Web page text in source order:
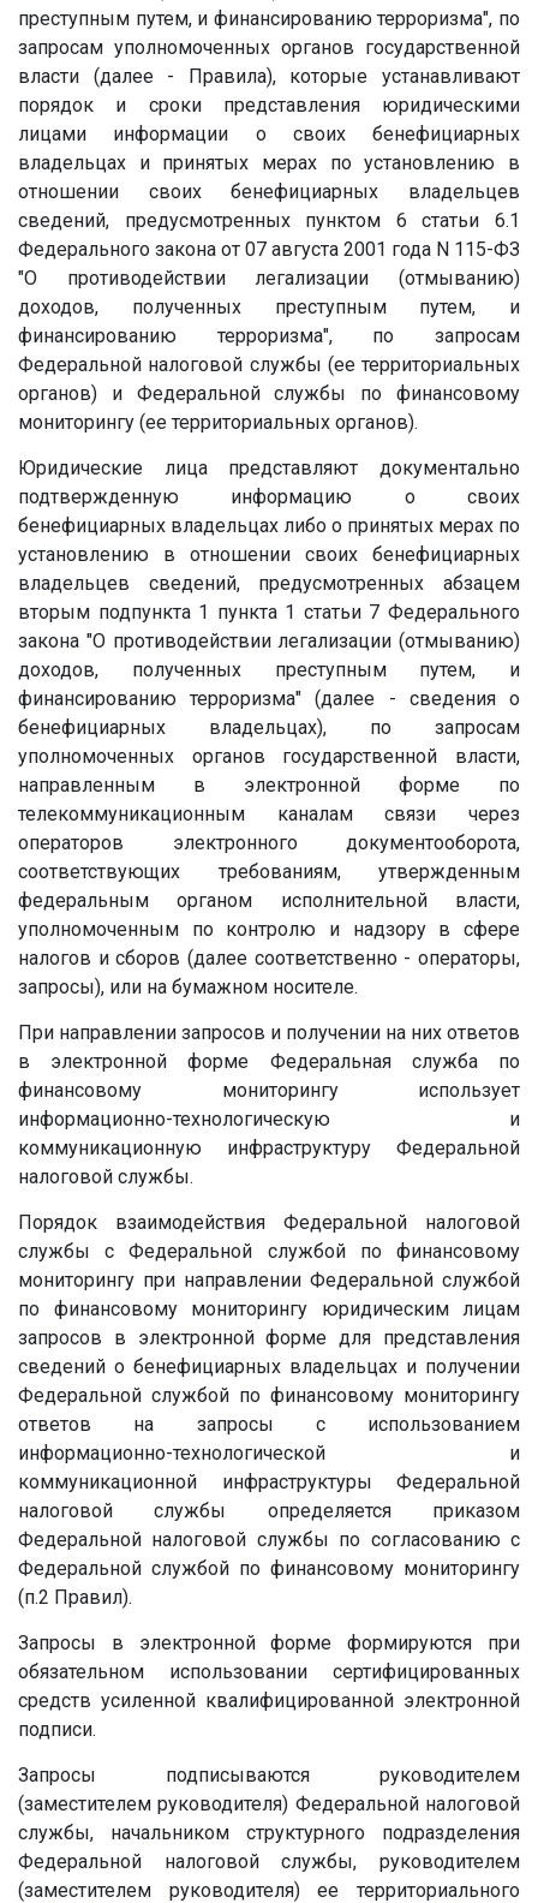
преступным путем, и финансированию терроризма", по
запросам уполномоченных органов государственной
власти (далее - Правила), которые устанавливают
порядок и сроки представления юридическими
лицами информации о своих бенефициарных
владельцах и принятых мерах по установлению в
отношении своих бенефициарных владельцев
сведений, предусмотренных пунктом 6 статьи 6.1
Федерального закона от 07 августа 2001 года N 115-ФЗ
"О противодействии легализации (отмыванию)
доходов, полученных преступным путем, и
финансированию терроризма", по запросам
Федеральной налоговой службы (ее территориальных
органов) и Федеральной службы по финансовому
мониторингу (ее территориальных органов).
Юридические лица представляют документально
подтвержденную информацию о своих
бенефициарных владельцах либо о принятых мерах по
установлению в отношении своих бенефициарных
владельцев сведений, предусмотренных абзацем
вторым подпункта 1 пункта 1 статьи 7 Федерального
закона "О противодействии легализации (отмыванию)
доходов, полученных преступным путем, и
финансированию терроризма" (далее - сведения о
бенефициарных владельцах), по запросам
уполномоченных органов государственной власти,
направленным в электронной форме по
телекоммуникационным каналам связи через
операторов электронного документооборота,
соответствующих требованиям, утвержденным
федеральным органом исполнительной власти,
уполномоченным по контролю и надзору в сфере
налогов и сборов (далее соответственно - операторы,
запросы), или на бумажном носителе.
При направлении запросов и получении на них ответов
в электронной форме Федеральная служба по
финансовому мониторингу использует
информационно-технологическую и
коммуникационную инфраструктуру Федеральной
налоговой службы.
Порядок взаимодействия Федеральной налоговой
службы с Федеральной службой по финансовому
мониторингу при направлении Федеральной службой
по финансовому мониторингу юридическим лицам
запросов в электронной форме для представления
сведений о бенефициарных владельцах и получении
Федеральной службой по финансовому мониторингу
ответов на запросы с использованием
информационно-технологической и
коммуникационной инфраструктуры Федеральной
налоговой службы определяется приказом
Федеральной налоговой службы по согласованию с
Федеральной службой по финансовому мониторингу
(п.2 Правил).
Запросы в электронной форме формируются при
обязательном использовании сертифицированных
средств усиленной квалифицированной электронной
подписи.
Запросы подписываются руководителем
(заместителем руководителя) Федеральной налоговой
службы, начальником структурного подразделения
Федеральной налоговой службы, руководителем
(заместителем руководителя) ее территориального